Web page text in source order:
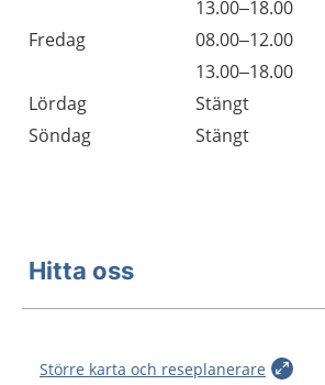
13.00–18.00
Fredag
08.00–12.00
13.00–18.00
Lördag
Stängt
Söndag
Stängt
Hitta oss
Större karta och reseplanerare